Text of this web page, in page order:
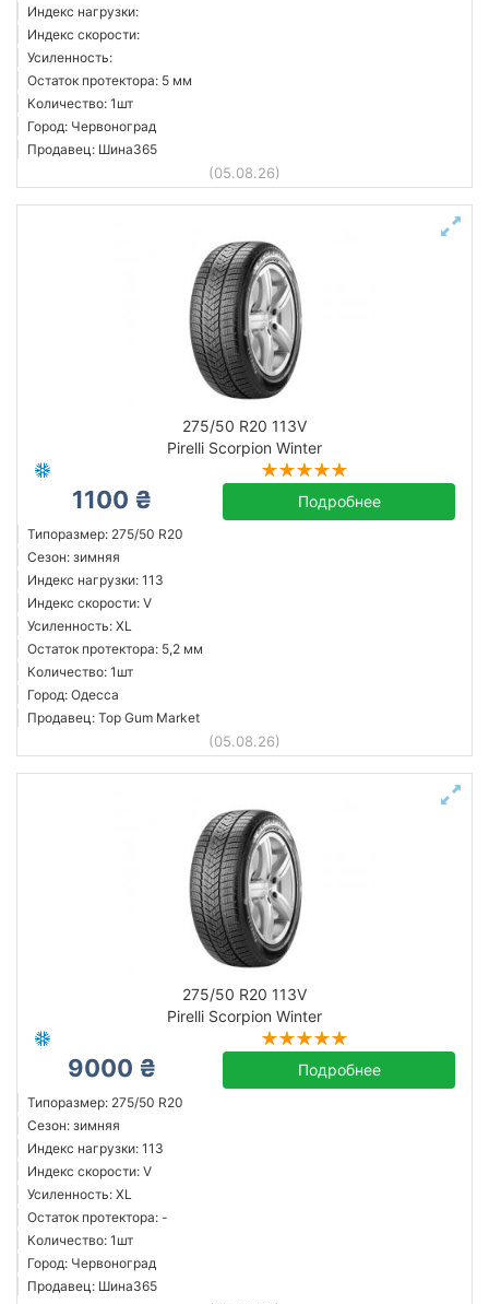
Индекс нагрузки:
Индекс скорости:
Усиленность:
Остаток протектора: 5 мм
Количество: 1шт
Город: Червоноград
Продавец: Шина365
(05.08.26)
275/50 R20 113V
Pirelli Scorpion Winter
1100 ₴ Подробнее
Типоразмер: 275/50 R20
Сезон: зимняя
Индекс нагрузки: 113
Индекс скорости: V
Усиленность: XL
Остаток протектора: 5,2 мм
Количество: 1шт
Город: Одесса
Продавец: Top Gum Market
(05.08.26)
275/50 R20 113V
Pirelli Scorpion Winter
9000 ₴ Подробнее
Типоразмер: 275/50 R20
Сезон: зимняя
Индекс нагрузки: 113
Индекс скорости: V
Усиленность: XL
Остаток протектора: -
Количество: 1шт
Город: Червоноград
Продавец: Шина365
Bridgestone
Continental
Hankook
Nokian
Pirelli